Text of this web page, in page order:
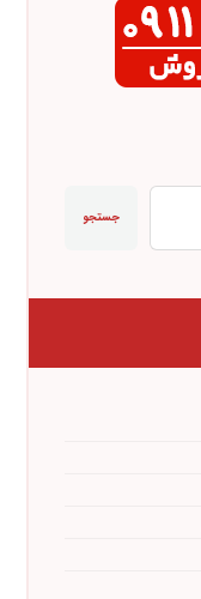
جستجو